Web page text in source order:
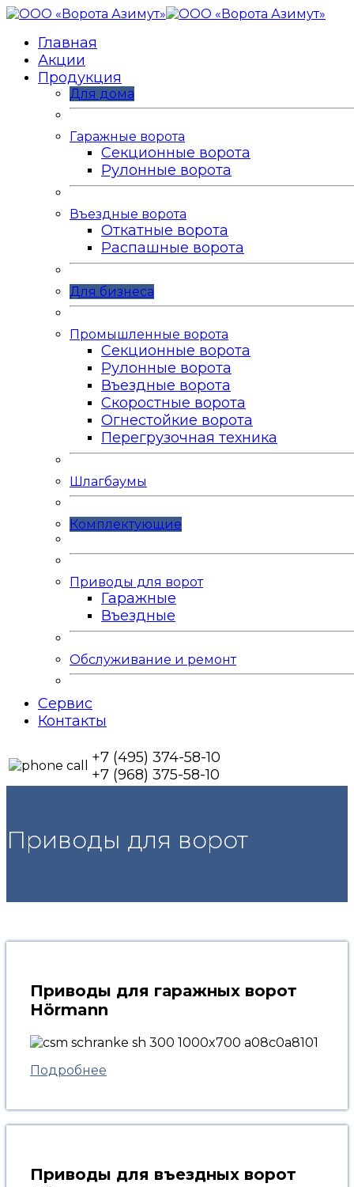
Главная
Акции
Продукция
Для дома
Гаражные ворота
Секционные ворота
Рулонные ворота
Въездные ворота
Откатные ворота
Распашные ворота
Для бизнеса
Промышленные ворота
Секционные ворота
Рулонные ворота
Въездные ворота
Скоростные ворота
Огнестойкие ворота
Перегрузочная техника
Шлагбаумы
Комплектующие
Приводы для ворот
Гаражные
Въездные
Обслуживание и ремонт
Сервис
Контакты
+7 (495) 374-58-10
+7 (968) 375-58-10
Приводы для ворот
Приводы для гаражных ворот
Hörmann
Подробнее
Приводы для въездных ворот